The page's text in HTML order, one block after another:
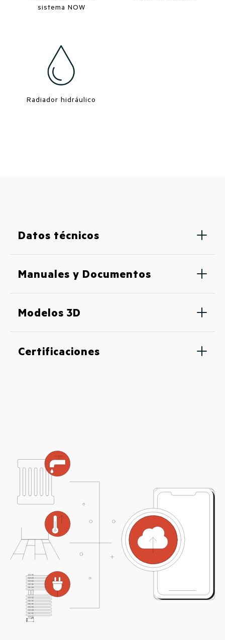
sistema NOW
Radiador hidráulico
Datos técnicos
Manuales y Documentos
Modelos 3D
Certificaciones